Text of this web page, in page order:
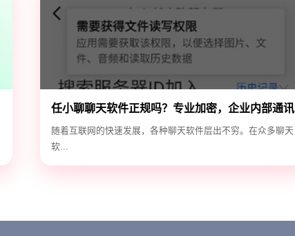
任小聊聊天软件正规吗？专业加密，企业内部通讯
首选！
随着互联网的快速发展，各种聊天软件层出不穷。在众多聊天
软...